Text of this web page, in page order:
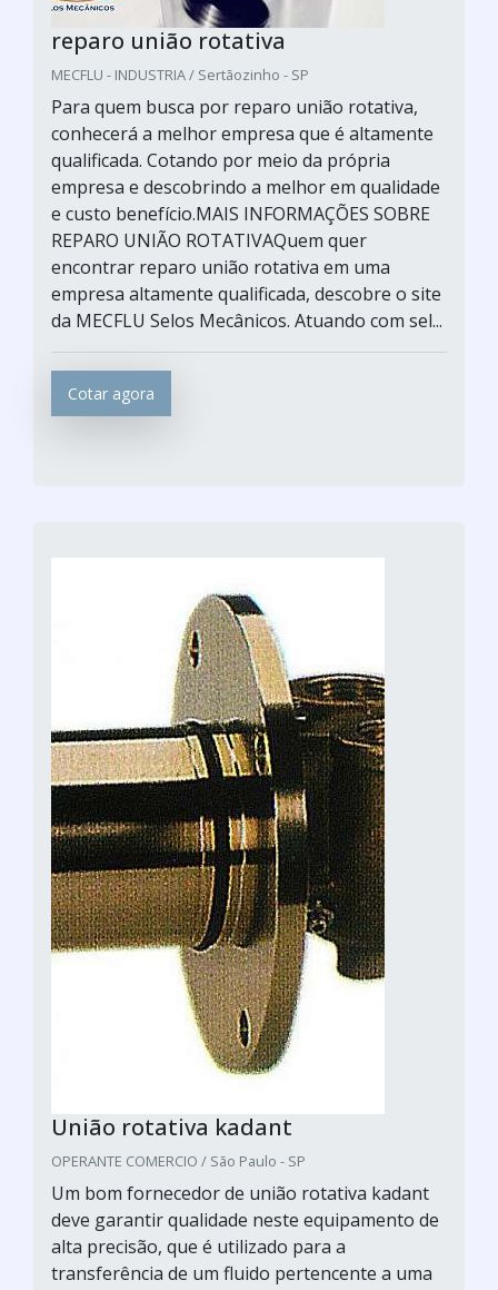
reparo união rotativa
MECFLU - INDUSTRIA / Sertãozinho - SP
Para quem busca por reparo união rotativa,
conhecerá a melhor empresa que é altamente
qualificada. Cotando por meio da própria
empresa e descobrindo a melhor em qualidade
e custo benefício.MAIS INFORMAÇÕES SOBRE
REPARO UNIÃO ROTATIVAQuem quer
encontrar reparo união rotativa em uma
empresa altamente qualificada, descobre o site
da MECFLU Selos Mecânicos. Atuando com sel...
Cotar agora
União rotativa kadant
OPERANTE COMERCIO / São Paulo - SP
Um bom fornecedor de união rotativa kadant
deve garantir qualidade neste equipamento de
alta precisão, que é utilizado para a
transferência de um fluido pertencente a uma